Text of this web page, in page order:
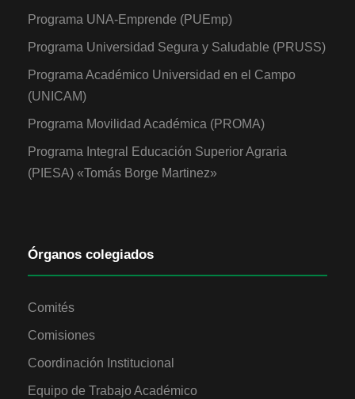
Programa UNA-Emprende (PUEmp)
Programa Universidad Segura y Saludable (PRUSS)
Programa Académico Universidad en el Campo
(UNICAM)
Programa Movilidad Académica (PROMA)
Programa Integral Educación Superior Agraria
(PIESA) «Tomás Borge Martinez»
Órganos colegiados
Comités
Comisiones
Coordinación Institucional
Equipo de Trabajo Académico